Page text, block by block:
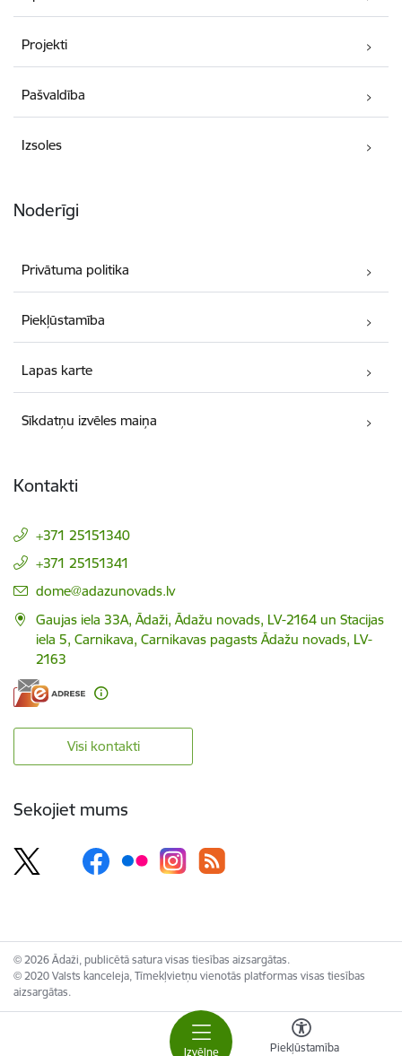
Izvēlne Piekļūstamība
Projekti
Pašvaldība
Izsoles
Noderīgi
Privātuma politika
Piekļūstamība
Lapas karte
Sīkdatņu izvēles maiņa
Kontakti
+371 25151340
+371 25151341
E-pasts:
dome@adazunovads.lv
Gaujas iela 33A, Ādaži, Ādažu novads, LV-2164 un Stacijas
iela 5, Carnikava, Carnikavas pagasts Ādažu novads, LV-
2163
Visi kontakti
Sekojiet mums
© 2026 Ādaži, publicētā satura visas tiesības aizsargātas.
© 2020 Valsts kanceleja, Tīmekļvietņu vienotās platformas visas tiesības
aizsargātas.